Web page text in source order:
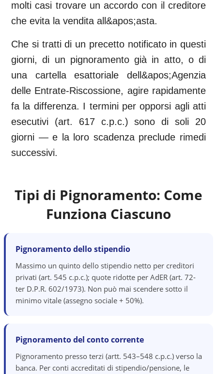
molti casi trovare un accordo con il creditore
che evita la vendita all&apos;asta.
Che si tratti di un precetto notificato in questi
giorni, di un pignoramento già in atto, o di
una cartella esattoriale dell&apos;Agenzia
delle Entrate-Riscossione, agire rapidamente
fa la differenza. I termini per opporsi agli atti
esecutivi (art. 617 c.p.c.) sono di soli 20
giorni — e la loro scadenza preclude rimedi
successivi.
Tipi di Pignoramento: Come
Funziona Ciascuno
Pignoramento dello stipendio
Massimo un quinto dello stipendio netto per creditori
privati (art. 545 c.p.c.); quote ridotte per AdER (art. 72-
ter D.P.R. 602/1973). Non può mai scendere sotto il
minimo vitale (assegno sociale + 50%).
Pignoramento del conto corrente
Pignoramento presso terzi (artt. 543–548 c.p.c.) verso la
banca. Per conti accreditati di stipendio/pensione, le